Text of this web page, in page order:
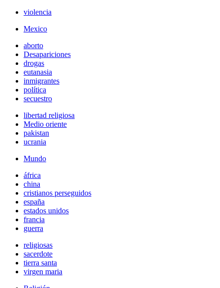
violencia
Mexico
aborto
Desapariciones
drogas
eutanasia
inmigrantes
política
secuestro
libertad religiosa
Medio oriente
pakistan
ucrania
Mundo
áfrica
china
cristianos perseguidos
españa
estados unidos
francia
guerra
religiosas
sacerdote
tierra santa
virgen maria